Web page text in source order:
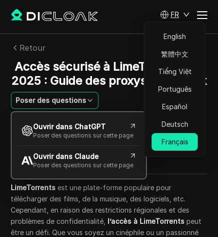
FR
English
繁體中文
Tiếng Việt
Português
Español
Deutsch
Français
Retour
Accès sécurisé à LimeTorrents en
2025 : Guide des proxys et DICloak
Poser des questions
Ouvrir dans ChatGPT
Poser des questions sur cette page
Ouvrir dans Claude
Poser des questions sur cette page
Li Minghui
15 oct. 2025 5 min de lecture
Copy Link
LimeTorrents est une plate-forme populaire pour
télécharger des films, de la musique, des logiciels, etc.
Cependant, en raison des restrictions régionales et des
problèmes de confidentialité, l’accès à LimeTorrents peut
être un défi. Que vous soyez un cinéphile ou un passionné